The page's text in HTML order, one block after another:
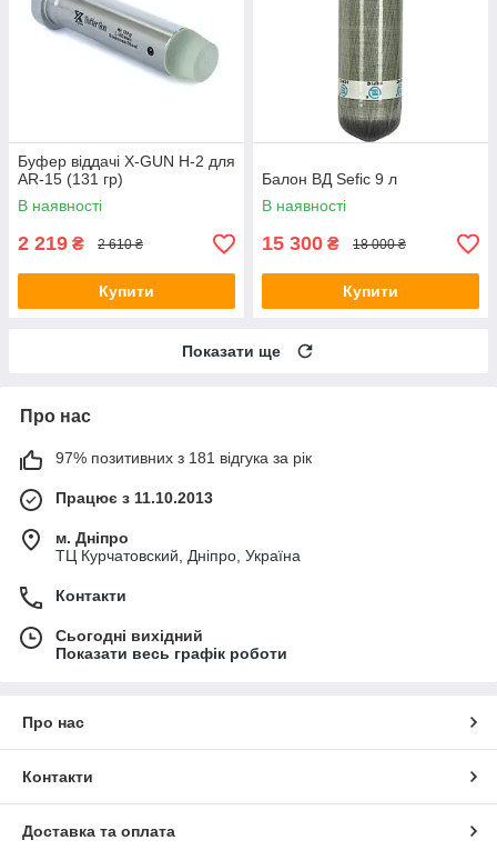
Буфер віддачі X-GUN H-2 для
AR-15 (131 гр)
В наявності
2 219 ₴ 2 610 ₴
Купити
Балон ВД Sefic 9 л
В наявності
15 300 ₴ 18 000 ₴
Купити
Показати ще
Про нас
97% позитивних з 181 відгука за рік
Працює з 11.10.2013
м. Дніпро
ТЦ Курчатовский, Дніпро, Україна
Контакти
Сьогодні вихідний
Показати весь графік роботи
Про нас
Контакти
Доставка та оплата